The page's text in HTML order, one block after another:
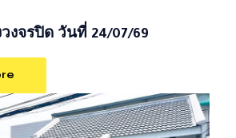
งจรปิด วันที่ 24/07/69